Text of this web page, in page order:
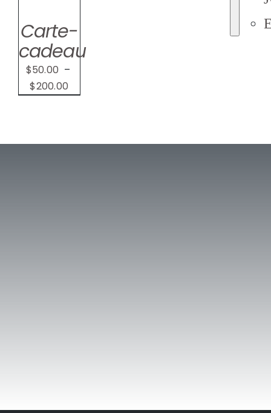
Carte-
cadeau
$50.00 –
$200.00